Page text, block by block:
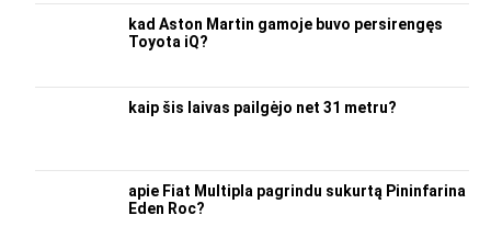
kad Aston Martin gamoje buvo persirengęs
Toyota iQ?
kaip šis laivas pailgėjo net 31 metru?
apie Fiat Multipla pagrindu sukurtą Pininfarina
Eden Roc?